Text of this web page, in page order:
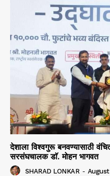
देशाला विश्वगुरू बनवण्यासाठी
सरसंघचालक डाॅ. मोहन भागवत
SHARAD LONKAR -